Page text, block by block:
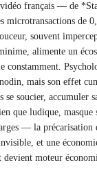
vidéo français — de
microtransactions de
souvent
alimente un
constamment.
mais son effet
se soucier, accumuler
que ludique, masque
— la précarisation
et une
devient moteur